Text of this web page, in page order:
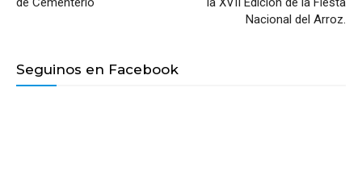
Nacional del Arroz.
Seguinos en Facebook